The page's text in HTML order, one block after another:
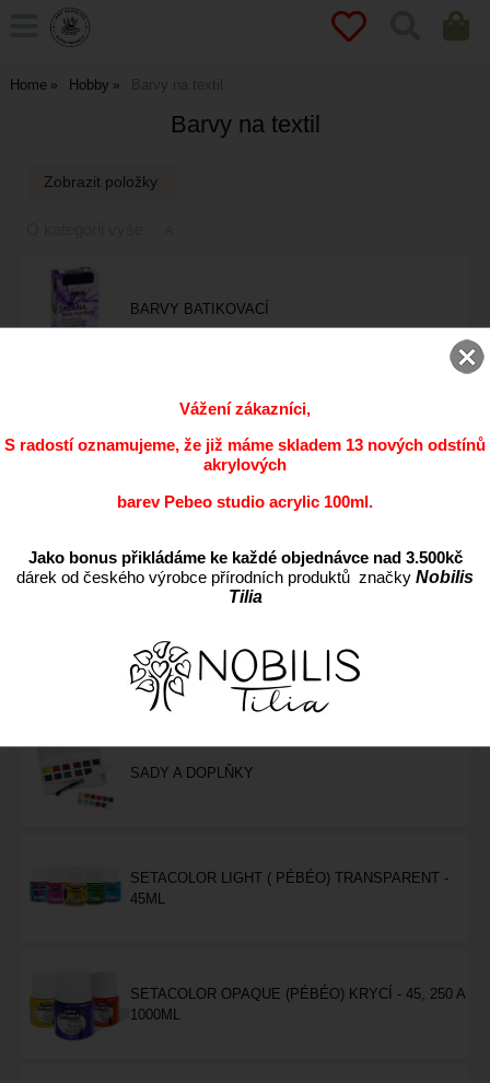
Home Hobby Barvy na textil
Barvy na textil
BARVY BATIKOVACÍ
KONTUROVACÍ TUBY NA TEXTIL
SADY A DOPLŇKY
SETACOLOR LIGHT ( PÉBÉO) TRANSPARENT -
45ML
SETACOLOR OPAQUE (PÉBÉO) KRYCÍ - 45, 250 A
1000ML
Vážení zákazníci,
S radostí oznamujeme, že již máme skladem 13 nových odstínů
akrylových
barev Pebeo studio acrylic 100ml.
Jako bonus přikládáme ke každé objednávce nad 3.500kč
dárek od českého výrobce přírodních produktů značky Nobilis
Tilia